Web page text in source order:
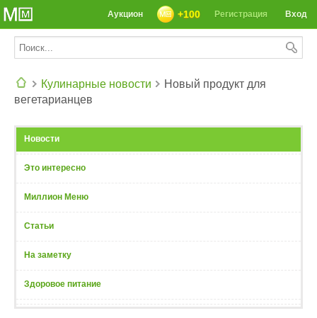
Вход
Регистрация
+100
Аукцион
Кулинарные новости
Новый продукт для
вегетарианцев
Новости
Это интересно
Миллион Меню
Статьи
На заметку
Здоровое питание